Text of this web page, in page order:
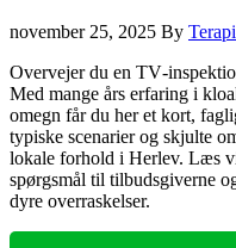
november 25, 2025 By
Overvejer du en
Med mange års erfaring i
omegn får du her et kort,
typiske scenarier og skjulte
lokale forhold i Herlev. Læs
spørgsmål til tilbudsgiverne
dyre overraskelser.